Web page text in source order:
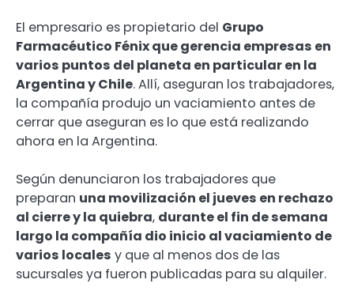
El empresario es propietario del Grupo
Farmacéutico Fénix que gerencia empresas en
varios puntos del planeta en particular en la
Argentina y Chile. Allí, aseguran los trabajadores,
la compañía produjo un vaciamiento antes de
cerrar que aseguran es lo que está realizando
ahora en la Argentina.
Según denunciaron los trabajadores que
preparan una movilización el jueves en rechazo
al cierre y la quiebra, durante el fin de semana
largo la compañía dio inicio al vaciamiento de
varios locales y que al menos dos de las
sucursales ya fueron publicadas para su alquiler.